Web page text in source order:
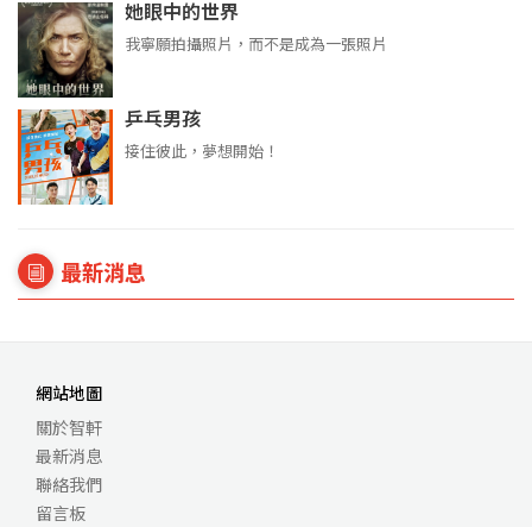
她眼中的世界
我寧願拍攝照片，而不是成為一張照片
乒乓男孩
接住彼此，夢想開始！
最新消息
網站地圖
關於智軒
最新消息
聯絡我們
留言板